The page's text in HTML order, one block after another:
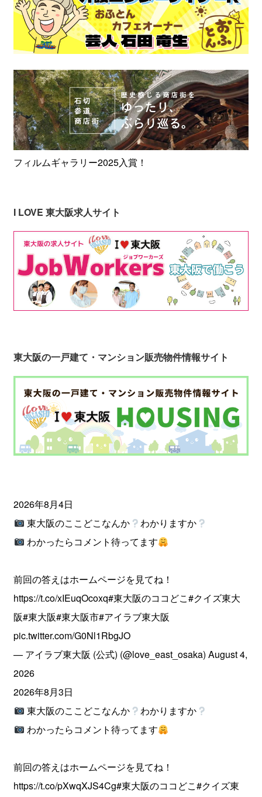
フィルムギャラリー2025入賞！
I LOVE 東大阪求人サイト
東大阪の一戸建て・マンション販売物件情報サイト
2026年8月4日
東大阪のここどこなんか
わかりますか
わかったらコメント待ってます
前回の答えはホームページを見てね！
https://t.co/xIEuqOcoxq#東大阪のココどこ#クイズ東大
阪#東大阪#東大阪市#アイラブ東大阪
pic.twitter.com/G0Nl1RbgJO
— アイラブ東大阪 (公式) (@love_east_osaka)August 4,
2026
2026年8月3日
東大阪のここどこなんか
わかりますか
わかったらコメント待ってます
前回の答えはホームページを見てね！
https://t.co/pXwqXJS4Cg#東大阪のココどこ#クイズ東